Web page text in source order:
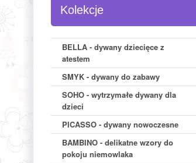
Kolekcje
BELLA - dywany dziecięce z
atestem
SMYK - dywany do zabawy
SOHO - wytrzymałe dywany dla
dzieci
PICASSO - dywany nowoczesne
BAMBINO - delikatne wzory do
pokoju niemowlaka